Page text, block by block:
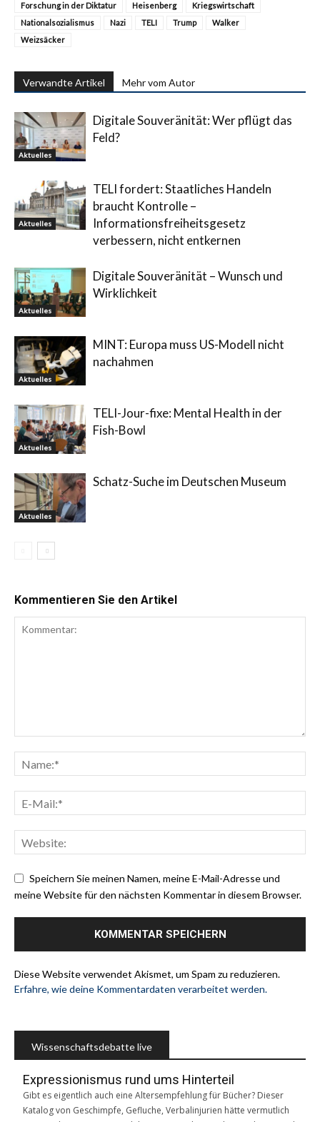
Forschung in der Diktatur
Heisenberg
Kriegswirtschaft
Nationalsozialismus
Nazi TELI Trump
Walker
Weizsäcker
Verwandte Artikel Mehr vom Autor
Aktuelles
Digitale Souveränität: Wer pflügt das
Feld?
Aktuelles
TELI fordert: Staatliches Handeln
braucht Kontrolle –
Informationsfreiheitsgesetz
verbessern, nicht entkernen
Aktuelles
Digitale Souveränität – Wunsch und
Wirklichkeit
Aktuelles
MINT: Europa muss US-Modell nicht
nachahmen
Aktuelles
TELI-Jour-fixe: Mental Health in der
Fish-Bowl
Aktuelles
Schatz-Suche im Deutschen Museum
Kommentieren Sie den Artikel
Speichern Sie meinen Namen, meine E-Mail-Adresse und
meine Website für den nächsten Kommentar in diesem Browser.
Diese Website verwendet Akismet, um Spam zu reduzieren.
Erfahre, wie deine Kommentardaten verarbeitet werden.
Wissenschaftsdebatte live
Expressionismus rund ums Hinterteil
Gibt es eigentlich auch eine Altersempfehlung für Bücher? Dieser
Katalog von Geschimpfe, Gefluche, Verbalinjurien hätte vermutlich